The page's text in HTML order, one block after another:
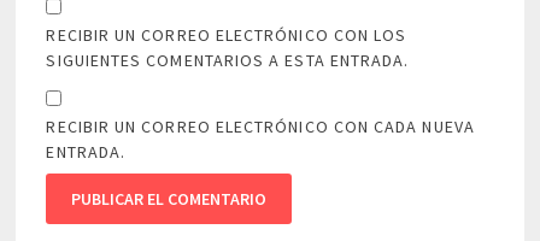
RECIBIR UN CORREO ELECTRÓNICO CON LOS
SIGUIENTES COMENTARIOS A ESTA ENTRADA.
RECIBIR UN CORREO ELECTRÓNICO CON CADA NUEVA
ENTRADA.